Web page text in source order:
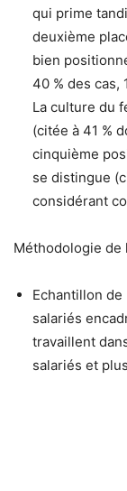
qui prime
deuxième
bien
40 % des cas,
La culture du
(citée à 41 %
cinquième
se distingue
considérant
Méthodologie de
Echantillon
salariés
travaillent
salariés et